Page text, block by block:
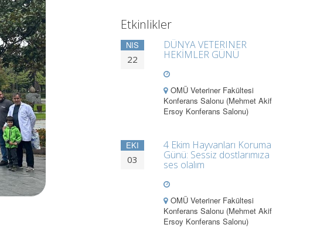
Etkinlikler
NIS
22
DÜNYA VETERINER
HEKİMLER GÜNÜ
OMÜ Veteriner Fakültesi
Konferans Salonu (Mehmet Akif
Ersoy Konferans Salonu)
EKI
03
4 Ekim Hayvanları Koruma
Günü: Sessiz dostlarımıza
ses olalım
OMÜ Veteriner Fakültesi
Konferans Salonu (Mehmet Akif
Ersoy Konferans Salonu)